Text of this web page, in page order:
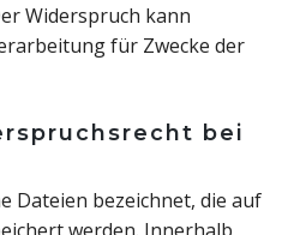
Widerspruch kann
für Zwecke der
bei
Dateien bezeichnet, die auf